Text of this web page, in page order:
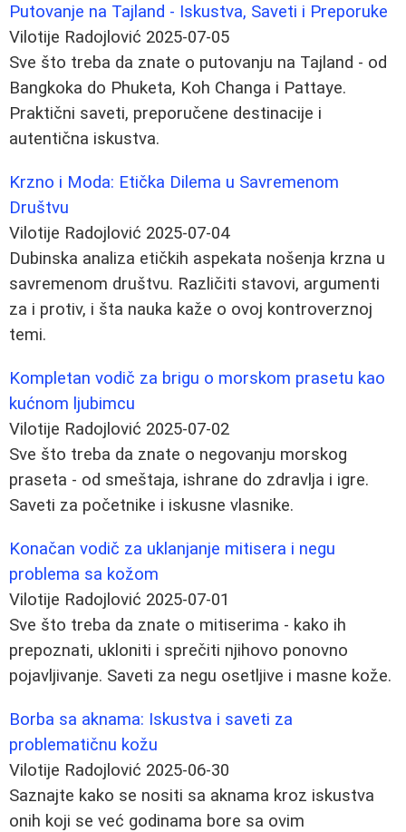
Putovanje na Tajland - Iskustva, Saveti i Preporuke
Vilotije Radojlović 2025-07-05
Sve što treba da znate o putovanju na Tajland - od
Bangkoka do Phuketa, Koh Changa i Pattaye.
Praktični saveti, preporučene destinacije i
autentična iskustva.
Krzno i Moda: Etička Dilema u Savremenom
Društvu
Vilotije Radojlović 2025-07-04
Dubinska analiza etičkih aspekata nošenja krzna u
savremenom društvu. Različiti stavovi, argumenti
za i protiv, i šta nauka kaže o ovoj kontroverznoj
temi.
Kompletan vodič za brigu o morskom prasetu kao
kućnom ljubimcu
Vilotije Radojlović 2025-07-02
Sve što treba da znate o negovanju morskog
praseta - od smeštaja, ishrane do zdravlja i igre.
Saveti za početnike i iskusne vlasnike.
Konačan vodič za uklanjanje mitisera i negu
problema sa kožom
Vilotije Radojlović 2025-07-01
Sve što treba da znate o mitiserima - kako ih
prepoznati, ukloniti i sprečiti njihovo ponovno
pojavljivanje. Saveti za negu osetljive i masne kože.
Borba sa aknama: Iskustva i saveti za
problematičnu kožu
Vilotije Radojlović 2025-06-30
Saznajte kako se nositi sa aknama kroz iskustva
onih koji se već godinama bore sa ovim